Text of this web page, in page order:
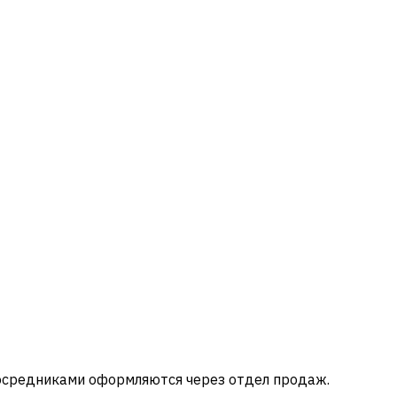
оформляются через отдел продаж.